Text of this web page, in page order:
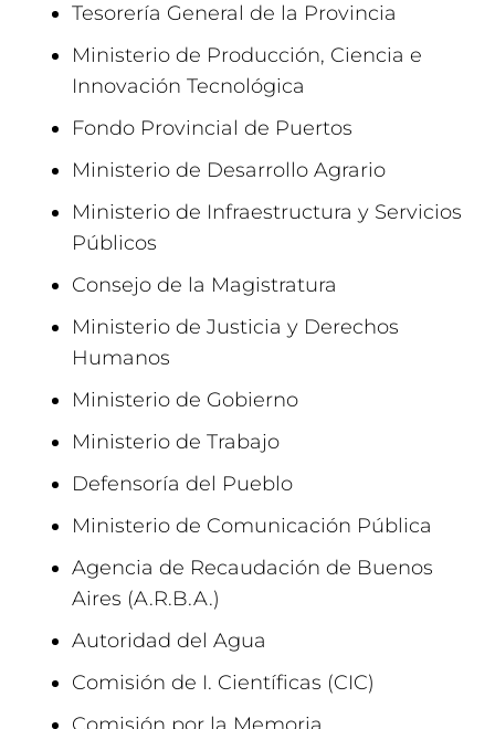
Tesorería General de la Provincia
Ministerio de Producción, Ciencia e
Innovación Tecnológica
Fondo Provincial de Puertos
Ministerio de Desarrollo Agrario
Ministerio de Infraestructura y Servicios
Públicos
Consejo de la Magistratura
Ministerio de Justicia y Derechos
Humanos
Ministerio de Gobierno
Ministerio de Trabajo
Defensoría del Pueblo
Ministerio de Comunicación Pública
Agencia de Recaudación de Buenos
Aires (A.R.B.A.)
Autoridad del Agua
Comisión de I. Científicas (CIC)